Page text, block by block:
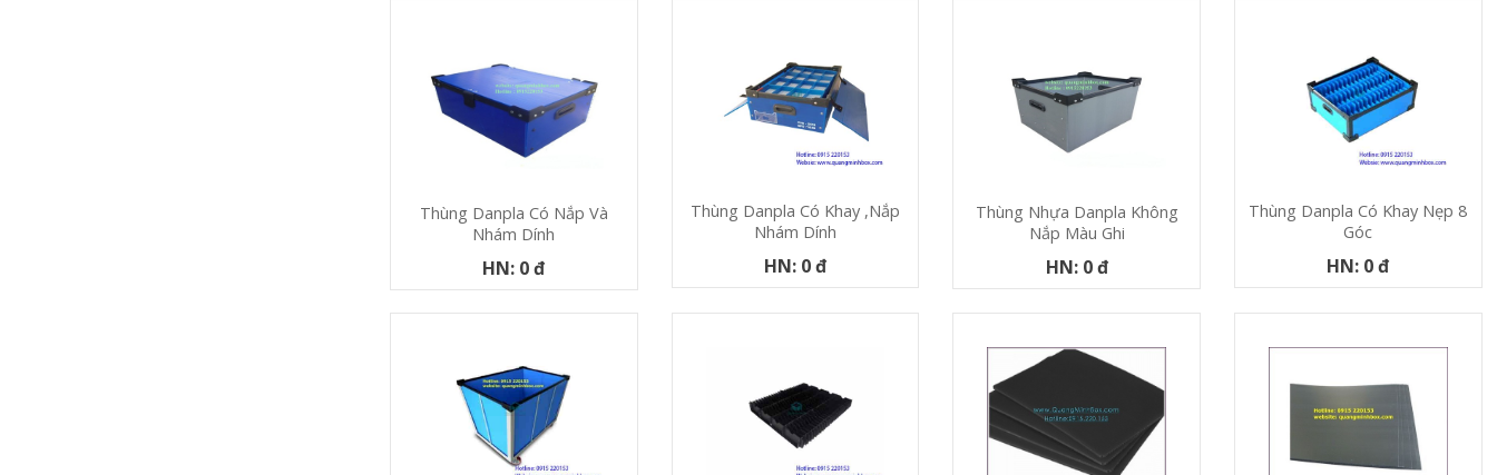
Thùng Danpla Có Nắp Và
Nhám Dính
HN: 0 đ
Thùng Danpla Có Khay ,nắp
Nhám Dính
HN: 0 đ
Thùng Nhựa Danpla Không
Nắp Màu Ghi
HN: 0 đ
Thùng Danpla Có Khay Nẹp 8
Góc
HN: 0 đ